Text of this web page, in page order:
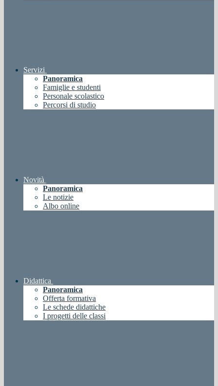
Servizi
Panoramica
Famiglie e studenti
Personale scolastico
Percorsi di studio
Novità
Panoramica
Le notizie
Albo online
Didattica
Panoramica
Offerta formativa
Le schede didattiche
I progetti delle classi